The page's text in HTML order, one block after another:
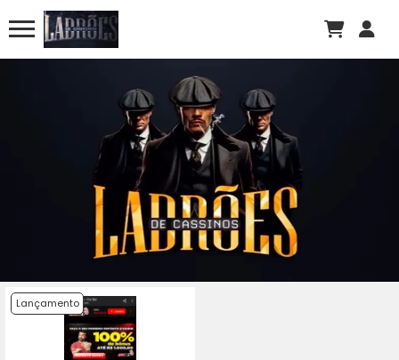
Lançamento